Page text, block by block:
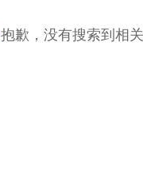
抱歉，没有搜索到相